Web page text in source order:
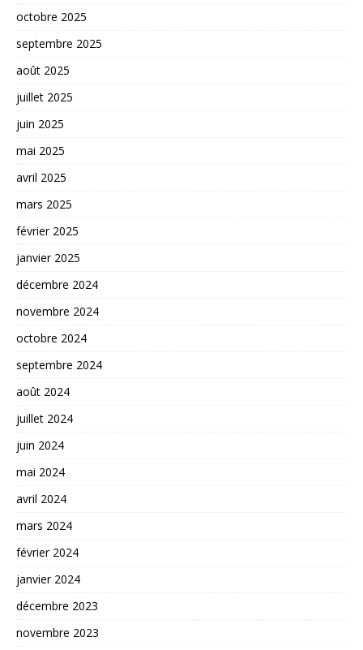
octobre 2025
septembre 2025
août 2025
juillet 2025
juin 2025
mai 2025
avril 2025
mars 2025
février 2025
janvier 2025
décembre 2024
novembre 2024
octobre 2024
septembre 2024
août 2024
juillet 2024
juin 2024
mai 2024
avril 2024
mars 2024
février 2024
janvier 2024
décembre 2023
novembre 2023